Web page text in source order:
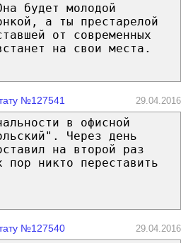
будет молодой
а ты престарелой
от современных
на свои места.
№127541 29.04.2016
в офисной
Через день
на второй раз
никто переставить
№127540 29.04.2016